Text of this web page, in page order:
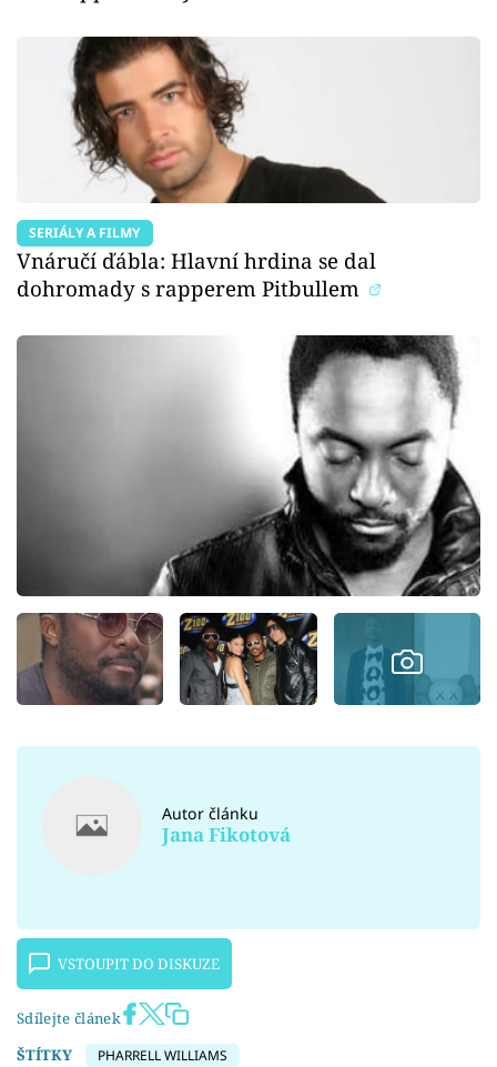
SERIÁLY A FILMY
Vnáručí ďábla: Hlavní hrdina se dal
dohromady s rapperem Pitbullem
Autor článku
Jana Fikotová
VSTOUPIT DO DISKUZE
Sdílejte článek
ŠTÍTKY
PHARRELL WILLIAMS